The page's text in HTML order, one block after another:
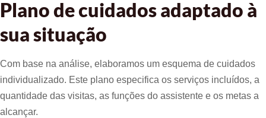
Plano de cuidados adaptado à
sua situação
Com base na análise, elaboramos um esquema de cuidados
individualizado. Este plano especifica os serviços incluídos, a
quantidade das visitas, as funções do assistente e os metas a
alcançar.